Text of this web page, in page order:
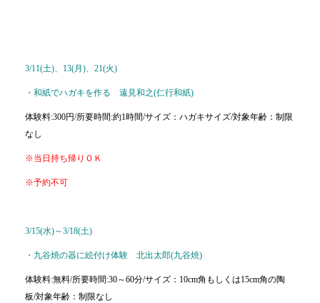
3/11(土)、13(月)、21(火)
・和紙でハガキを作る 遠見和之(仁行和紙)
体験料:300円/所要時間:約1時間/サイズ：ハガキサイズ/対象年齢：制限
なし
※当日持ち帰りＯＫ
※予約不可
3/15(水)～3/18(土)
・九谷焼の器に絵付け体験 北出太郎(九谷焼)
体験料:無料/所要時間:30～60分/サイズ：10cm角もしくは15cm角の陶
板/対象年齢：制限なし